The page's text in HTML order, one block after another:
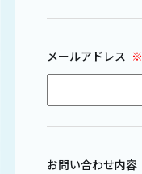
メールアドレス ※
お問い合わせ内容